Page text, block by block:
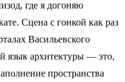
где я догоняю
Сцена с гонкой как раз
Васильевского
язык архитектуры — это,
пространства